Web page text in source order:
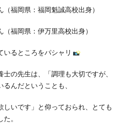
福岡県：福岡魁誠高校出身）
福岡県：伊万里高校出身）
いるところをパシャリ
の先生は、「調理も大切ですが、
んだということも、
いです」と仰っておられ、とても
。